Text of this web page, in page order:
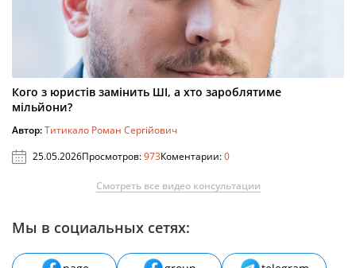
Кого з юристів замінить ШІ, а хто зароблятиме
мільйони?
Автор:Титикало Роман Сергійович
25.05.2026Просмотров:973Коментарии:0
Смотреть все видео консультации
Мы в социальных сетях: